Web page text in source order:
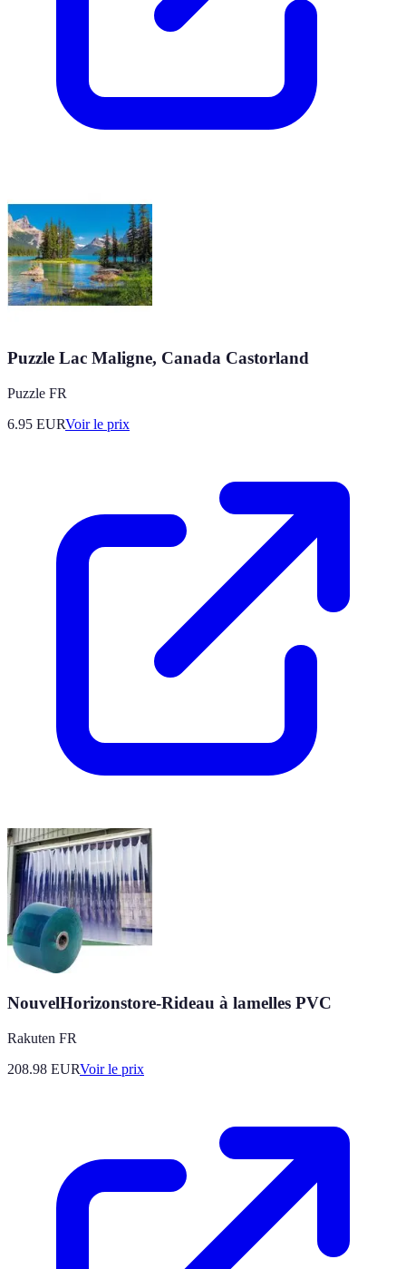
Puzzle Lac Maligne, Canada Castorland
Puzzle FR
6.95 EURVoir le prix
NouvelHorizonstore-Rideau à lamelles PVC
Rakuten FR
208.98 EURVoir le prix